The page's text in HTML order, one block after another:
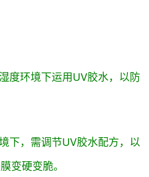
度环境下运用UV胶水，以防
下，需调节UV胶水配方，以
变硬变脆。